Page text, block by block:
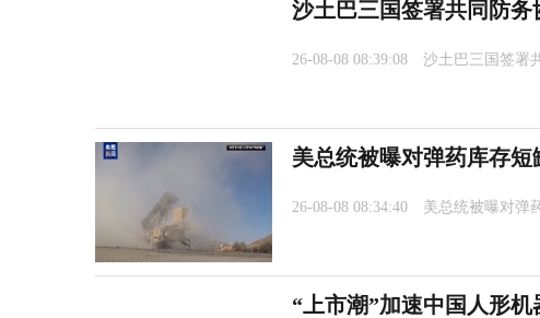
沙土巴三国签署共同防务
26-08-08 08:39:08 沙土巴三国签署
美总统被曝对弹药库存
26-08-08 08:34:40 美总统被曝对弹
“上市潮”加速中国人形